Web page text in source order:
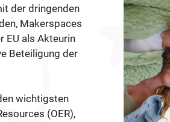
der dringenden
Makerspaces
EU als Akteurin
Beteiligung der
wichtigsten
(OER),